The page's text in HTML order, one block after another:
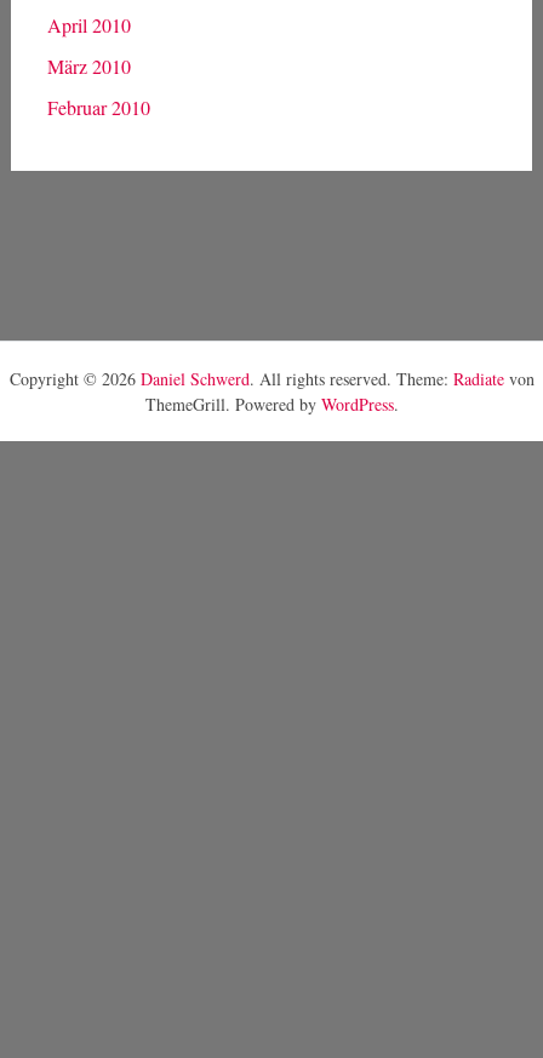
April 2010
März 2010
Februar 2010
Copyright © 2026 Daniel Schwerd. All rights reserved. Theme: Radiatevon
ThemeGrill. Powered by WordPress.